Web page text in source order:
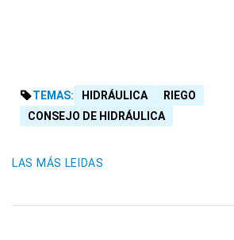
TEMAS: HIDRÁULICA
RIEGO
CONSEJO DE HIDRÁULICA
LAS MÁS LEIDAS